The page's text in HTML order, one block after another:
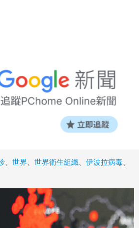
世界 世界衛生組織 伊波拉病毒